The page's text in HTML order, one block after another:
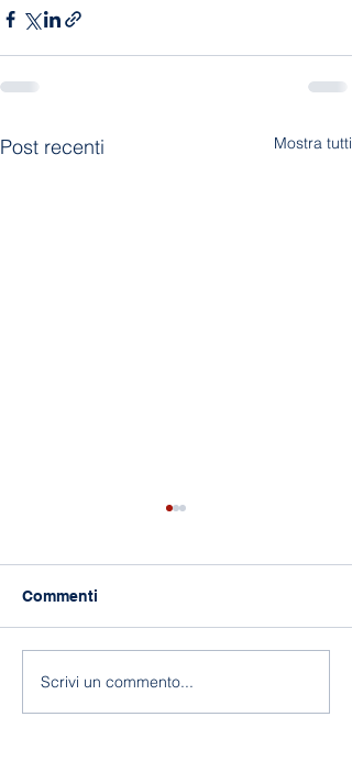
Post recenti Mostra tutti
118 anni di Asilo!
Commenti
Scrivi un commento...